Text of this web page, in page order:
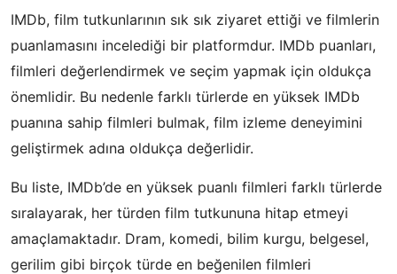
IMDb, film tutkunlarının sık sık ziyaret ettiği ve filmlerin
puanlamasını incelediği bir platformdur. IMDb puanları,
filmleri değerlendirmek ve seçim yapmak için oldukça
önemlidir. Bu nedenle farklı türlerde en yüksek IMDb
puanına sahip filmleri bulmak, film izleme deneyimini
geliştirmek adına oldukça değerlidir.
Bu liste, IMDb’de en yüksek puanlı filmleri farklı türlerde
sıralayarak, her türden film tutkununa hitap etmeyi
amaçlamaktadır. Dram, komedi, bilim kurgu, belgesel,
gerilim gibi birçok türde en beğenilen filmleri